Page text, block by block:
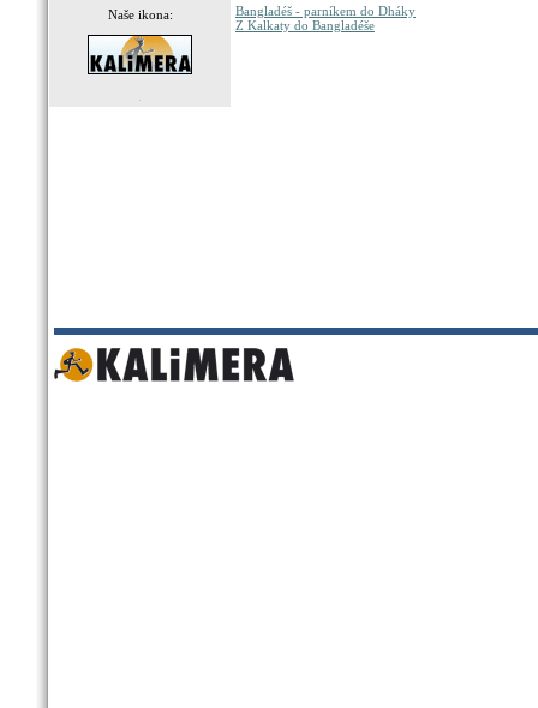
Naše ikona:
Bangladéš - parníkem do Dháky
Z Kalkaty do Bangladéše